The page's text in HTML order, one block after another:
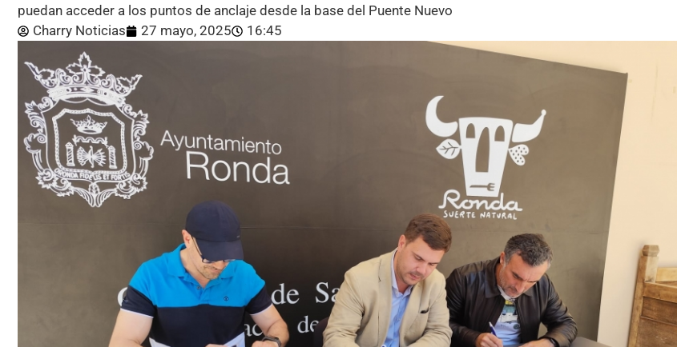
puedan acceder a los puntos de anclaje desde la base del Puente Nuevo
Charry Noticias
27 mayo, 2025 16:45